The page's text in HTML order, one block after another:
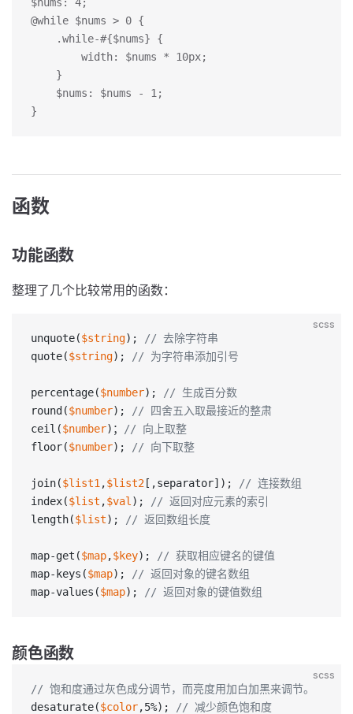
@while $nums > 0 {
	.while-#{$nums} {
		width: $nums * 10px;
	}
	$nums: $nums - 1;
}
函数
功能函数
整理了几个比较常用的函数：
scss
unquote($string);
// 去除字符串
quote($string); // 为字符串添加引号
percentage($number);
// 生成百分数
round($number);
// 四舍五入取最接近的整肃
ceil($number)；
// 向上取整
floor($number); // 向下取整
join($list1 ,$list2 [,separator]);
// 连接数组
index($list ,$val );
// 返回对应元素的索引
length($list); // 返回数组长度
map-get($map,$key);
// 获取相应键名的键值
map-keys($map);
// 返回对象的键名数组
map-values($map); // 返回对象的键值数组
颜色函数
scss
// 饱和度通过灰色成分调节，而亮度用加白加黑来调节。
desaturate($color,5%);
// 减少颜色饱和度